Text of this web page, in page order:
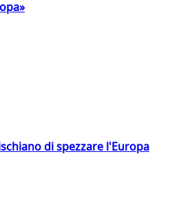
di spezzare l'Europa